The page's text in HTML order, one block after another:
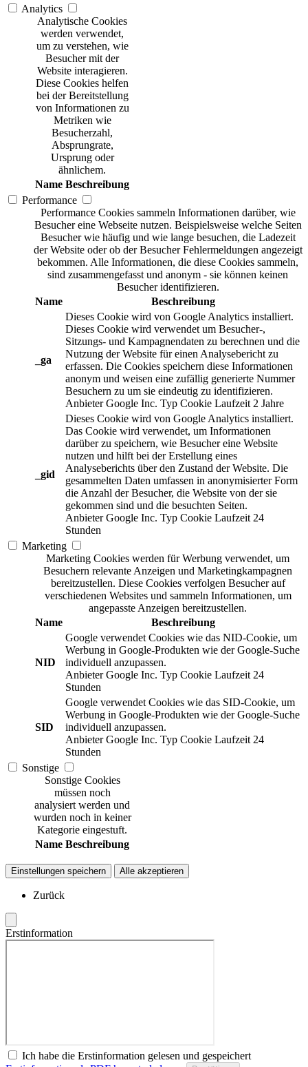
Analytics
Analytische Cookies
werden verwendet,
um zu verstehen, wie
Besucher mit der
Website interagieren.
Diese Cookies helfen
bei der Bereitstellung
von Informationen zu
Metriken wie
Besucherzahl,
Absprungrate,
Ursprung oder
ähnlichem.
Name Beschreibung
Performance
Performance Cookies sammeln Informationen darüber, wie
Besucher eine Webseite nutzen. Beispielsweise welche Seiten
Besucher wie häufig und wie lange besuchen, die Ladezeit
der Website oder ob der Besucher Fehlermeldungen angezeigt
bekommen. Alle Informationen, die diese Cookies sammeln,
sind zusammengefasst und anonym - sie können keinen
Besucher identifizieren.
Name
Beschreibung
_ga
Dieses Cookie wird von Google Analytics installiert.
Dieses Cookie wird verwendet um Besucher-,
Sitzungs- und Kampagnendaten zu berechnen und die
Nutzung der Website für einen Analysebericht zu
erfassen. Die Cookies speichern diese Informationen
anonym und weisen eine zufällig generierte Nummer
Besuchern zu um sie eindeutig zu identifizieren.
Anbieter Google Inc. Typ Cookie Laufzeit 2 Jahre
_gid
Dieses Cookie wird von Google Analytics installiert.
Das Cookie wird verwendet, um Informationen
darüber zu speichern, wie Besucher eine Website
nutzen und hilft bei der Erstellung eines
Analyseberichts über den Zustand der Website. Die
gesammelten Daten umfassen in anonymisierter Form
die Anzahl der Besucher, die Website von der sie
gekommen sind und die besuchten Seiten.
Anbieter Google Inc. Typ Cookie Laufzeit 24
Stunden
Marketing
Marketing Cookies werden für Werbung verwendet, um
Besuchern relevante Anzeigen und Marketingkampagnen
bereitzustellen. Diese Cookies verfolgen Besucher auf
verschiedenen Websites und sammeln Informationen, um
angepasste Anzeigen bereitzustellen.
Name
Beschreibung
NID
Google verwendet Cookies wie das NID-Cookie, um
Werbung in Google-Produkten wie der Google-Suche
individuell anzupassen.
Anbieter Google Inc. Typ Cookie Laufzeit 24
Stunden
SID
Google verwendet Cookies wie das SID-Cookie, um
Werbung in Google-Produkten wie der Google-Suche
individuell anzupassen.
Anbieter Google Inc. Typ Cookie Laufzeit 24
Stunden
Sonstige
Sonstige Cookies
müssen noch
analysiert werden und
wurden noch in keiner
Kategorie eingestuft.
Name Beschreibung
Einstellungen speichern Alle akzeptieren
Zurück
Erstinformation
Ich habe die Erstinformation gelesen und gespeichert